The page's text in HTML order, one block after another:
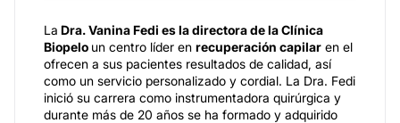
La Dra. Vanina Fedi es la directora de la Clínica
Biopelo un centro líder en recuperación capilar en el
ofrecen a sus pacientes resultados de calidad, así
como un servicio personalizado y cordial. La Dra. Fedi
inició su carrera como instrumentadora quirúrgica y
durante más de 20 años se ha formado y adquirido